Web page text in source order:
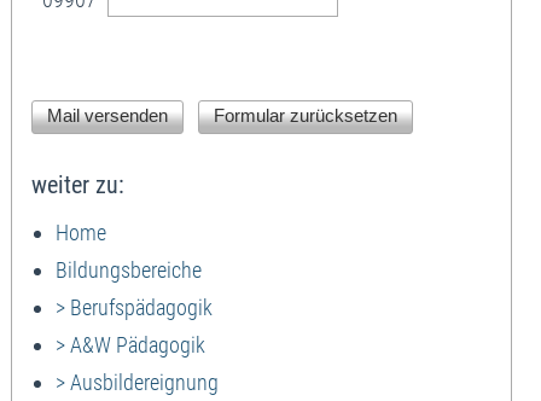
weiter zu:
Home
Bildungsbereiche
> Berufspädagogik
> A&W Pädagogik
> Ausbildereignung